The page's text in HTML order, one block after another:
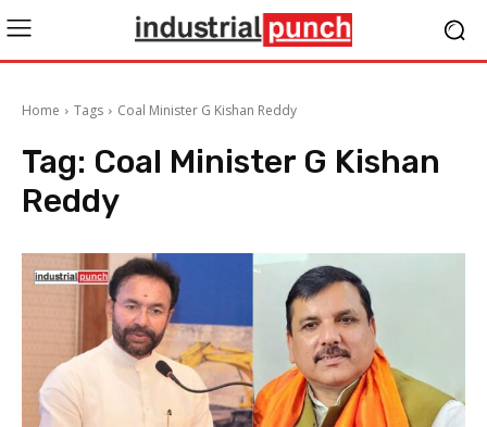
Home Tags Coal Minister G Kishan Reddy
Tag: Coal Minister G Kishan
Reddy